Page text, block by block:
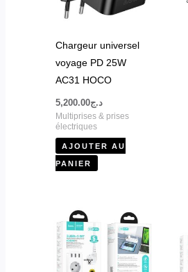
Chargeur universel
voyage PD 25W
AC31 HOCO
د.ج5,200.00
Multiprises & prises
électriques
AJOUTER AU
PANIER